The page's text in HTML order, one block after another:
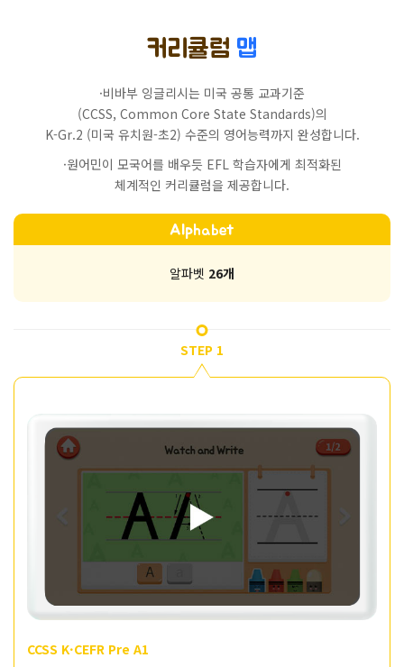
커리큘럼 맵
·비바부 잉글리시는 미국 공통 교과기준
(CCSS, Common Core State Standards)의
K-Gr.2 (미국 유치원-초2) 수준의 영어능력까지 완성합니다.
·원어민이 모국어를 배우듯 EFL 학습자에게 최적화된
체계적인 커리큘럼을 제공합니다.
Alphabet
알파벳 26개
STEP 1
CCSS K·CEFR Pre A1